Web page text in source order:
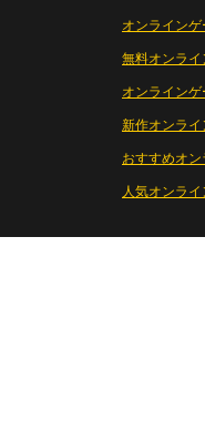
オンラインゲ
無料オンライ
オンライン
新作オンライ
おすすめオ
人気オンラ